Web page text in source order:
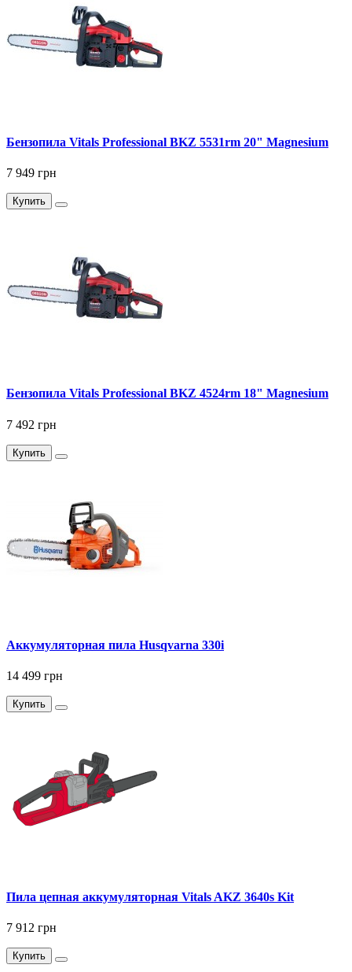
Бензопила Vitals Professional BKZ 5531rm 20" Magnesium
7 949 грн
Купить
Бензопила Vitals Professional BKZ 4524rm 18" Magnesium
7 492 грн
Купить
Аккумуляторная пила Husqvarna 330i
14 499 грн
Купить
Пила цепная аккумуляторная Vitals AKZ 3640s Kit
7 912 грн
Купить